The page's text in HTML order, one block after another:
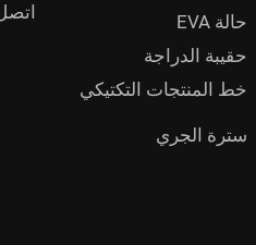
حالة EVA
حقيبة الدراجة
خط المنتجات التكتيكي
سترة الجري